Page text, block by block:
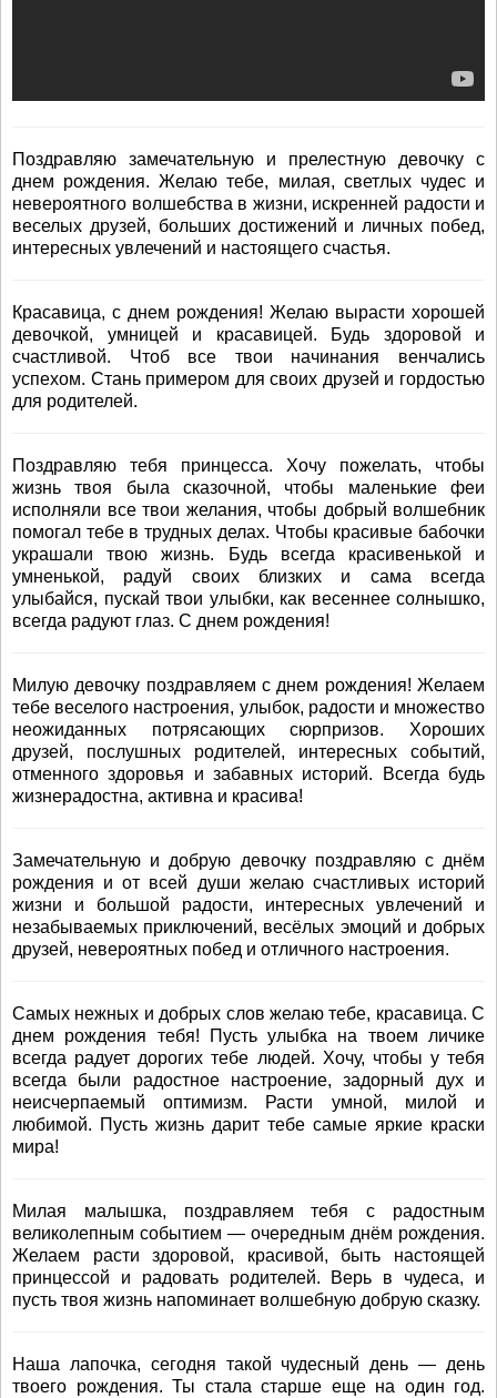
Поздравляю замечательную и прелестную девочку с
днем рождения. Желаю тебе, милая, светлых чудес и
невероятного волшебства в жизни, искренней радости и
веселых друзей, больших достижений и личных побед,
интересных увлечений и настоящего счастья.
Красавица, с днем рождения! Желаю вырасти хорошей
девочкой, умницей и красавицей. Будь здоровой и
счастливой. Чтоб все твои начинания венчались
успехом. Стань примером для своих друзей и гордостью
для родителей.
Поздравляю тебя принцесса. Хочу пожелать, чтобы
жизнь твоя была сказочной, чтобы маленькие феи
исполняли все твои желания, чтобы добрый волшебник
помогал тебе в трудных делах. Чтобы красивые бабочки
украшали твою жизнь. Будь всегда красивенькой и
умненькой, радуй своих близких и сама всегда
улыбайся, пускай твои улыбки, как весеннее солнышко,
всегда радуют глаз. С днем рождения!
Милую девочку поздравляем с днем рождения! Желаем
тебе веселого настроения, улыбок, радости и множество
неожиданных потрясающих сюрпризов. Хороших
друзей, послушных родителей, интересных событий,
отменного здоровья и забавных историй. Всегда будь
жизнерадостна, активна и красива!
Замечательную и добрую девочку поздравляю с днём
рождения и от всей души желаю счастливых историй
жизни и большой радости, интересных увлечений и
незабываемых приключений, весёлых эмоций и добрых
друзей, невероятных побед и отличного настроения.
Самых нежных и добрых слов желаю тебе, красавица. С
днем рождения тебя! Пусть улыбка на твоем личике
всегда радует дорогих тебе людей. Хочу, чтобы у тебя
всегда были радостное настроение, задорный дух и
неисчерпаемый оптимизм. Расти умной, милой и
любимой. Пусть жизнь дарит тебе самые яркие краски
мира!
Милая малышка, поздравляем тебя с радостным
великолепным событием — очередным днём рождения.
Желаем расти здоровой, красивой, быть настоящей
принцессой и радовать родителей. Верь в чудеса, и
пусть твоя жизнь напоминает волшебную добрую сказку.
Наша лапочка, сегодня такой чудесный день — день
твоего рождения. Ты стала старше еще на один год.